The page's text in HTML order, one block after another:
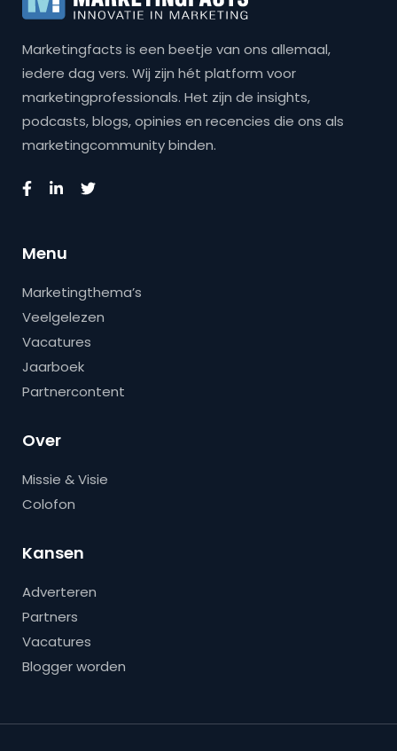
Marketingfacts is een beetje van ons allemaal,
iedere dag vers. Wij zijn hét platform voor
marketingprofessionals. Het zijn de insights,
podcasts, blogs, opinies en recencies die ons als
marketingcommunity binden.
Menu
Marketingthema’s
Veelgelezen
Vacatures
Jaarboek
Partnercontent
Over
Missie & Visie
Colofon
Kansen
Adverteren
Partners
Vacatures
Blogger worden